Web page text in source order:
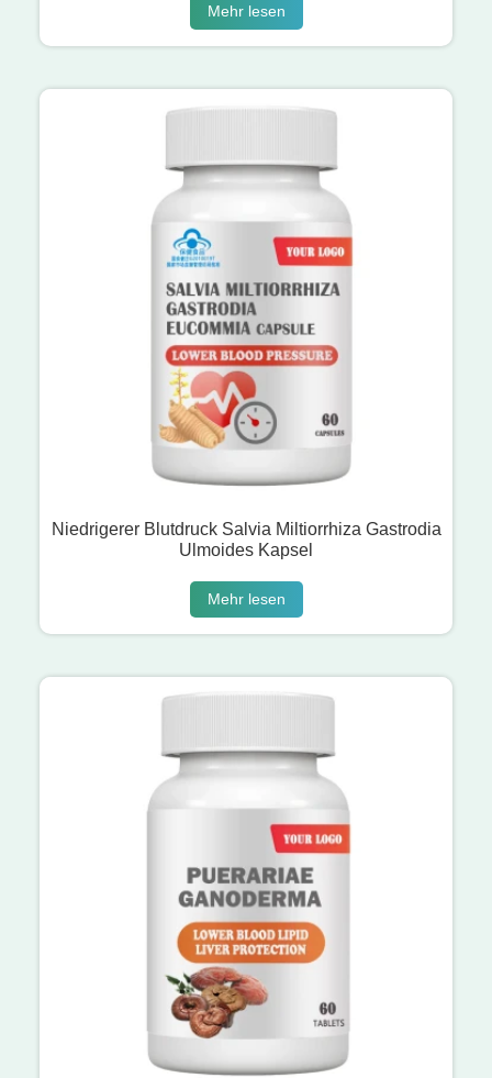
Mehr lesen
Niedrigerer Blutdruck Salvia Miltiorrhiza Gastrodia
Ulmoides Kapsel
Mehr lesen